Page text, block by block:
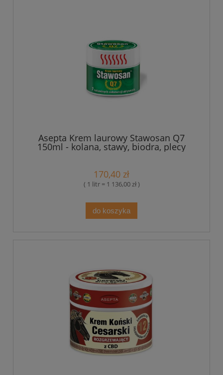
Asepta Krem laurowy Stawosan Q7
150ml - kolana, stawy, biodra, plecy
170,40 zł
( 1 litr = 1 136,00 zł )
do koszyka